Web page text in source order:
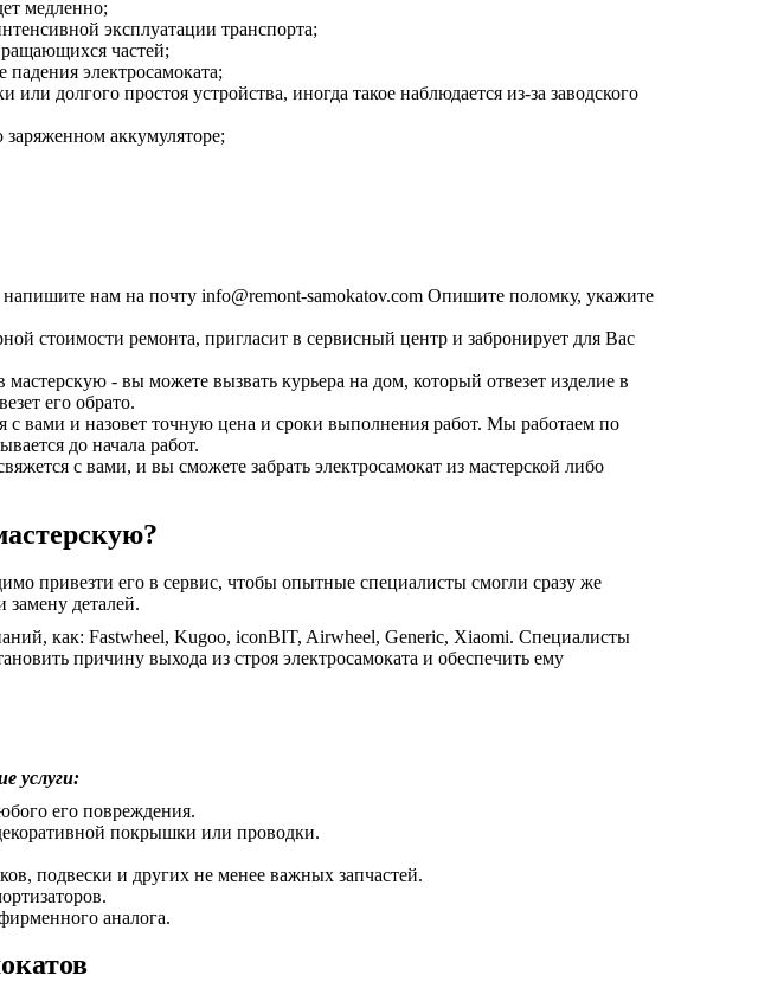
медленно;
эксплуатации транспорта;
частей;
электросамоката;
долгого простоя устройства, иногда такое наблюдается из-за заводского
аккумуляторе;
нам на почту info@remont-samokatov.com Опишите поломку, укажите
стоимости ремонта, пригласит в сервисный центр и забронирует для Вас
мастерскую - вы можете вызвать курьера на дом, который отвезет изделие в
его обрато.
с вами и назовет точную цена и сроки выполнения работ. Мы работаем по
до начала работ.
с вами, и вы сможете забрать электросамокат из мастерской либо
привезти его в сервис, чтобы опытные специалисты смогли сразу же
замену деталей.
как: Fastwheel, Kugoo, iconBIT, Airwheel, Generic, Xiaomi. Специалисты
причину выхода из строя электросамоката и обеспечить ему
услуги:
его повреждения.
покрышки или проводки.
подвески и других не менее важных запчастей.
аналога.